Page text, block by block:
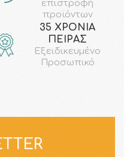
επιστροφή
προϊόντων
35 ΧΡΟΝΙΑ
ΠΕΙΡΑΣ
Εξειδικευμένο
Προσωπικό